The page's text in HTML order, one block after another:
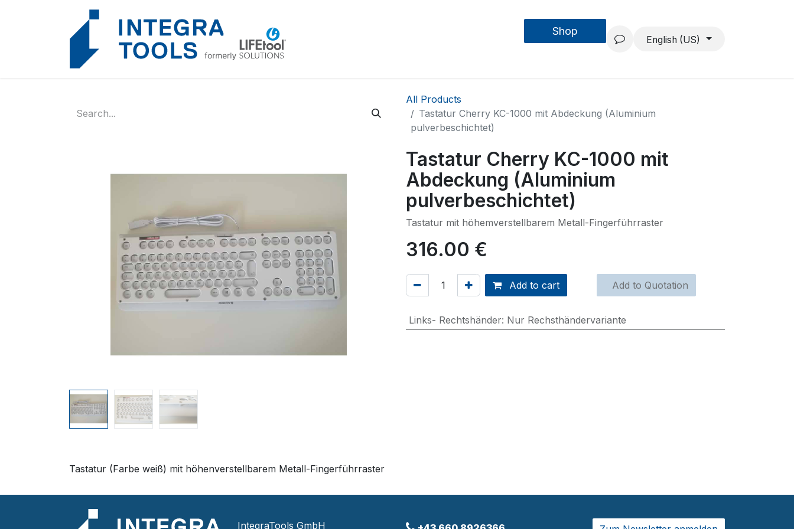
Forschung & Entwicklung Projekte
Shop
English (US)
All Products
Tastatur Cherry KC-1000 mit Abdeckung (Aluminium
pulverbeschichtet)
Tastatur Cherry KC-1000 mit
Abdeckung (Aluminium
pulverbeschichtet)
Tastatur mit höhemverstellbarem Metall-Fingerführraster
316.00 €
Add to cart Add to Quotation
Links- Rechtshänder: Nur Rechsthändervariante
Tastatur (Farbe weiß) mit höhenverstellbarem Metall-Fingerführraster
IntegraTools GmbH
Cookies management panel